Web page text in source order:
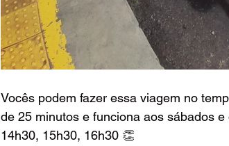
Vocês podem fazer essa viagem no
de 25 minutos e funciona aos sábados
14h30, 15h30, 16h30 👏